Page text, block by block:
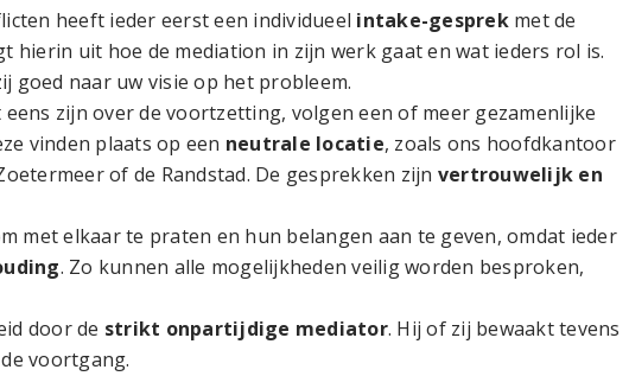
heeft ieder eerst een individueel intake-gesprek met de
hierin uit hoe de mediation in zijn werk gaat en wat ieders rol is.
goed naar uw visie op het probleem.
zijn over de voortzetting, volgen een of meer gezamenlijke
vinden plaats op een neutrale locatie, zoals ons hoofdkantoor
of de Randstad. De gesprekken zijn vertrouwelijk en
met elkaar te praten en hun belangen aan te geven, omdat ieder
. Zo kunnen alle mogelijkheden veilig worden besproken,
door de strikt onpartijdige mediator. Hij of zij bewaakt tevens
voortgang.